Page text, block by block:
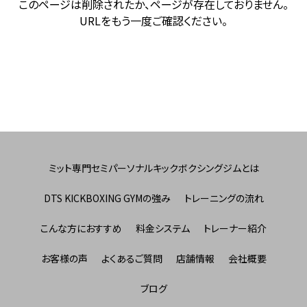
このページは削除されたか、ページが存在しておりません。
URLをもう一度ご確認ください。
ミット専門セミパーソナルキックボクシングジムとは
DTS KICKBOXING GYMの強み トレーニングの流れ
こんな方におすすめ 料金システム トレーナー紹介
お客様の声 よくあるご質問 店舗情報 会社概要
ブログ